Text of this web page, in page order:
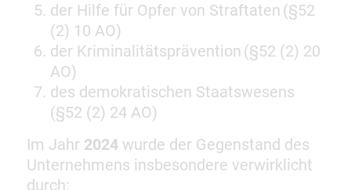
der Hilfe für Opfer von Straftaten (§52
(2) 10 AO)
der Kriminalitätsprävention (§52 (2) 20
AO)
des demokratischen Staatswesens
(§52 (2) 24 AO)
Im Jahr 2024wurde der Gegenstand des
Unternehmens insbesondere verwirklicht
durch: